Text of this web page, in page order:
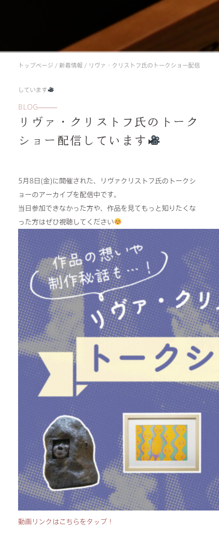
activities
rehabilitation
facilities
news & events
トップページ /新着情報 / リヴァ・クリストフ氏のトークショー配信
しています
BLOG
リヴァ・クリストフ氏のトーク
ショー配信しています
5月8日(金)に開催された、リヴァクリストフ氏のトークシ
ョーのアーカイブを配信中です。
当日参加できなかった方や、作品を見てもっと知りたくな
った方はぜひ視聴してください
動画リンクはこちらをタップ！